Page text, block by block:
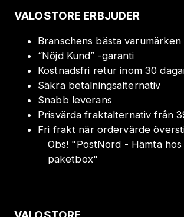
VALOSTORE ERBJUDER
Branschens bästa varumärken
“Nöjd Kund” -garanti
Kostnadsfri retur inom 30
Säkra betalningsalternativ
Snabb leverans
Prisvärda fraktalternativ från
Fri frakt när ordervärde
Obs! "PostNord - Hämta
paketbox"